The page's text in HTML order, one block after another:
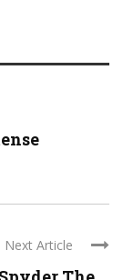
Next Article